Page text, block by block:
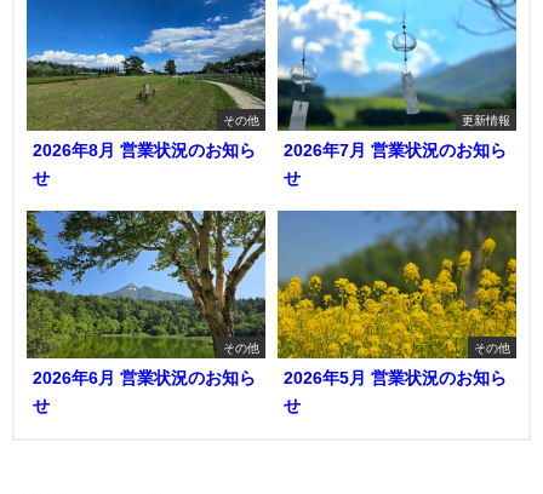
その他
2026年8月 営業状況のお知ら
せ
更新情報
2026年7月 営業状況のお知ら
せ
その他
2026年6月 営業状況のお知ら
せ
その他
2026年5月 営業状況のお知ら
せ